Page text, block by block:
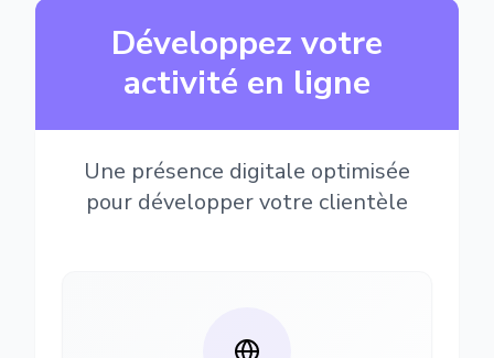
Développez votre
activité en ligne
Une présence digitale optimisée
pour développer votre clientèle